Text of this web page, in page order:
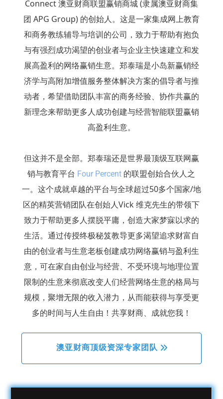
Connect澳亚财商联盟赢销商城 (隶属澳亚财商集
团 APG Group) 的创始人。这是一家集成网上教育
和商务教练辅导与培训的公司，致力于帮助有抱负
与有强烈成功渴望的创业者与企业主快速建立和发
展高盈利的网络赢销生意。郑泰瑞是小岛新赢销经
济学与高附加增值服务整体解决方案的倡导者与推
动者，希望借助团队丰富的商务经验、协作共赢的
新理念来帮助更多人成功创建与经营智能联盟赢销
高盈利生意。
但这并不是全部。郑泰瑞还是世界最顶级互联网赢
销与教育平台 Four Percent 的联盟创始合伙人之
一。这个成就卓越的平台与全球超过50多个国家/地
区的精英营销团队在创始人Vick 维克先生的带领下
致力于帮助更多人摆脱平庸，创造大家梦寐以求的
生活。通过传授终极秘笈教导更多渴望追求财富自
由的创业者与生意老板创建成功网络赢销与盈利生
意，可在家自由创业与经营、不受环境与地理位置
限制的生意来彻底改变人们经营网络生意的格局与
规模，聚增无限的收入潜力，从而能获得与享受更
多的时间与人生自由！ 共享财商、成就您我！
澳亚财商顶级资深专家团队